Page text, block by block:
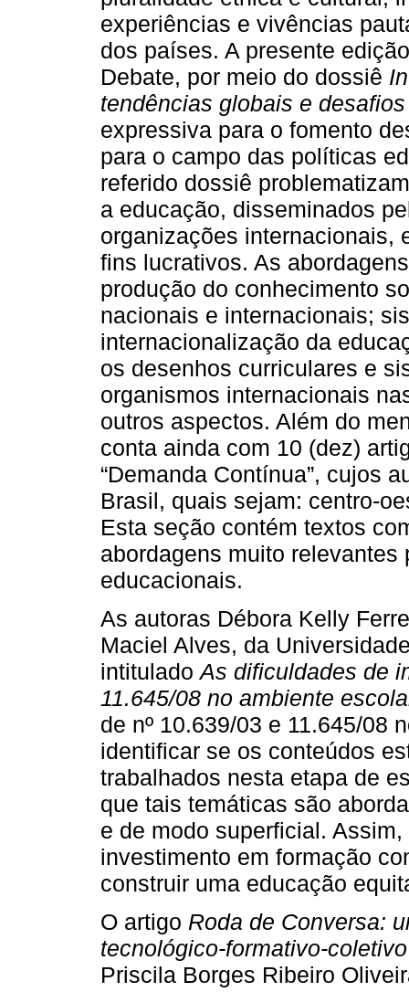
experiências e vivências
dos países. A presente
Debate, por meio do dossiê
tendências globais e
expressiva para o fomento
para o campo das políticas
referido dossiê
a educação, disseminados
organizações internacionais,
fins lucrativos. As
produção do conhecimento
nacionais e internacionais;
internacionalização da
os desenhos curriculares e
organismos internacionais
outros aspectos. Além do
conta ainda com 10 (dez)
“Demanda Contínua”, cujos
Brasil, quais sejam: centro-
Esta seção contém textos
abordagens muito
educacionais.
As autoras Débora Kelly
Maciel Alves, da
intituladoAs dificuldades de
11.645/08 no ambiente
de nº 10.639/03 e 11.645/08
identificar se os conteúdos
trabalhados nesta etapa de
que tais temáticas são
e de modo superficial.
investimento em formação
construir uma educação
O artigo Roda de Conversa:
tecnológico-formativo-
Priscila Borges Ribeiro